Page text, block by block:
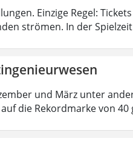
Einzige Regel:
strömen. In der
und März unter
die Rekordmarke von